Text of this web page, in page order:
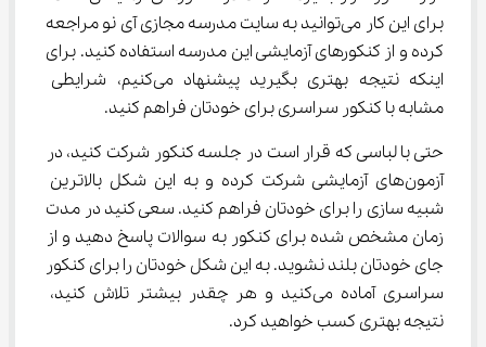
برای این کار می‌توانید به سایت مدرسه مجازی آی نو مراجعه
کرده و از کنکورهای آزمایشی این مدرسه استفاده کنید. برای
اینکه نتیجه بهتری بگیرید پیشنهاد می‌کنیم، شرایطی
مشابه با کنکور سراسری برای خودتان فراهم کنید.
حتی با لباسی که قرار است در جلسه کنکور شرکت کنید، در
آزمون‌های آزمایشی شرکت کرده و به این شکل بالاترین
شبیه سازی را برای خودتان فراهم کنید. سعی کنید در مدت
زمان مشخص شده برای کنکور به سوالات پاسخ دهید و از
جای خودتان بلند نشوید. به این شکل خودتان را برای کنکور
سراسری آماده می‌کنید و هر چقدر بیشتر تلاش کنید،
نتیجه بهتری کسب خواهید کرد.